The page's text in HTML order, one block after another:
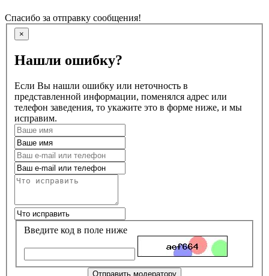
Спасибо за отправку сообщения!
×
Нашли ошибку?
Если Вы нашли ошибку или неточность в
представленной информации, поменялся адрес или
телефон заведения, то укажите это в форме ниже, и мы
исправим.
Введите код в поле ниже
Отправить модератору